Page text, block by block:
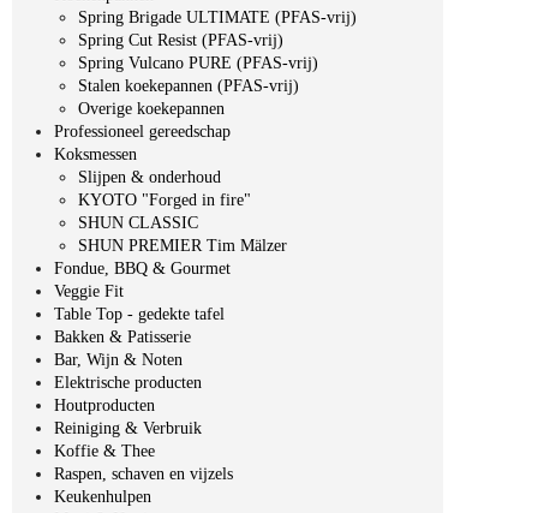
Spring Brigade ULTIMATE (PFAS-vrij)
Spring Cut Resist (PFAS-vrij)
Spring Vulcano PURE (PFAS-vrij)
Stalen koekepannen (PFAS-vrij)
Overige koekepannen
Professioneel gereedschap
Koksmessen
Slijpen & onderhoud
KYOTO "Forged in fire"
SHUN CLASSIC
SHUN PREMIER Tim Mälzer
Fondue, BBQ & Gourmet
Veggie Fit
Table Top - gedekte tafel
Bakken & Patisserie
Bar, Wijn & Noten
Elektrische producten
Houtproducten
Reiniging & Verbruik
Koffie & Thee
Raspen, schaven en vijzels
Keukenhulpen